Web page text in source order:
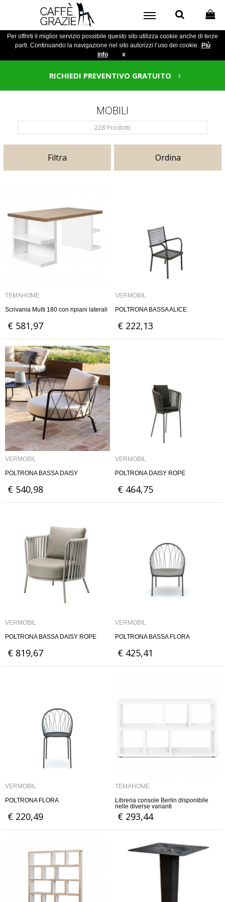
Per offrirti il miglior servizio possibile questo sito utilizza cookie anche di terze
parti. Continuando la navigazione nel sito autorizzi l’uso dei cookie. Più
info
x
RICHIEDI PREVENTIVO GRATUITO
MOBILI
228 Prodotti
Filtra Ordina
TEMAHOME
Scrivania Multi 180 con ripiani laterali
€ 581,97
VERMOBIL
POLTRONA BASSA ALICE
€ 222,13
VERMOBIL
POLTRONA BASSA DAISY
€ 540,98
VERMOBIL
POLTRONA DAISY ROPE
€ 464,75
VERMOBIL
POLTRONA BASSA DAISY ROPE
€ 819,67
VERMOBIL
POLTRONA BASSA FLORA
€ 425,41
VERMOBIL
POLTRONA FLORA
€ 220,49
TEMAHOME
Libreria console Berlin disponibile
nelle diverse varianti
€ 293,44